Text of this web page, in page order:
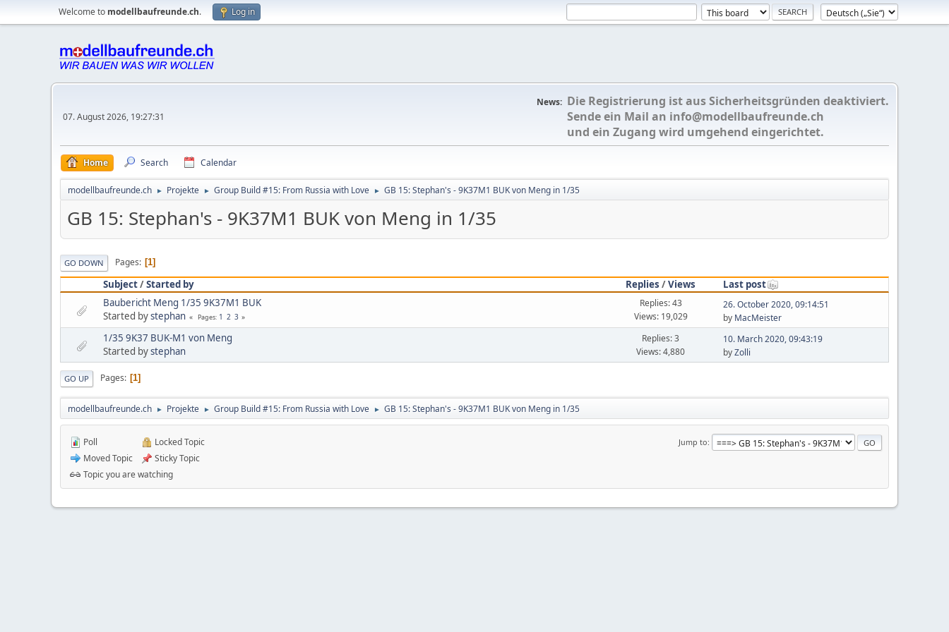
Welcome to modellbaufreunde.ch. Log in
07. August 2026, 19:27:31
News: Die Registrierung ist aus Sicherheitsgründen deaktiviert.
Sende ein Mail an info@modellbaufreunde.ch
und ein Zugang wird umgehend eingerichtet.
Home Search Calendar
modellbaufreunde.ch ► Projekte ► Group Build #15: From Russia with Love ► GB 15: Stephan's - 9K37M1 BUK von Meng in 1/35
GB 15: Stephan's - 9K37M1 BUK von Meng in 1/35
GO DOWN Pages 1
Subject/Started by Replies /Views
Last post
Baubericht Meng 1/35 9K37M1 BUK
Started bystephan Pages 1 2 3
Replies: 43
Views: 19,029
26. October 2020, 09:14:51
by MacMeister
1/35 9K37 BUK-M1 von Meng
Started bystephan
Replies: 3
Views: 4,880
10. March 2020, 09:43:19
byZolli
GO UP Pages 1
modellbaufreunde.ch ► Projekte ► Group Build #15: From Russia with Love ► GB 15: Stephan's - 9K37M1 BUK von Meng in 1/35
Jump to
Poll
Moved Topic
Locked Topic
Sticky Topic
Topic you are watching